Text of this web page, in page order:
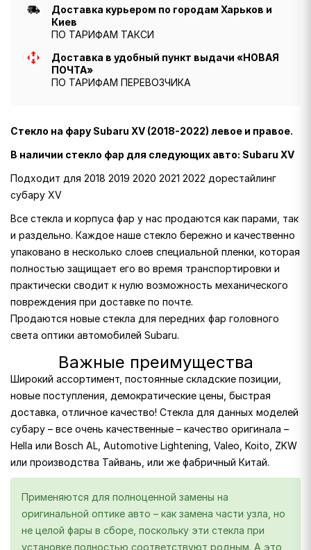
Доставка курьером по городам Харьков и
Киев
ПО ТАРИФАМ ТАКСИ
Доставка в удобный пункт выдачи «НОВАЯ
ПОЧТА»
ПО ТАРИФАМ ПЕРЕВОЗЧИКА
Стекло на фару Subaru XV (2018-2022) левое и правое.
В наличии стекло фар для следующих авто: Subaru XV
Подходит для 2018 2019 2020 2021 2022 дорестайлинг
субару XV
Все стекла и корпуса фар у нас продаются как парами, так
и раздельно. Каждое наше стекло бережно и качественно
упаковано в несколько слоев специальной пленки, которая
полностью защищает его во время транспортировки и
практически сводит к нулю возможность механического
повреждения при доставке по почте.
Продаются новые стекла для передних фар головного
света оптики автомобилей Subaru.
Важные преимущества
Широкий ассортимент, постоянные складские позиции,
новые поступления, демократические цены, быстрая
доставка, отличное качество! Стекла для данных моделей
субару – все очень качественные – качество оригинала –
Hella или Bosch AL, Automotive Lightening, Valeo, Koito, ZKW
или производства Тайвань, или же фабричный Китай.
Применяются для полноценной замены на
оригинальной оптике авто – как замена части узла, но
не целой фары в сборе, поскольку эти стекла при
установке полностью соответствуют родным. А это